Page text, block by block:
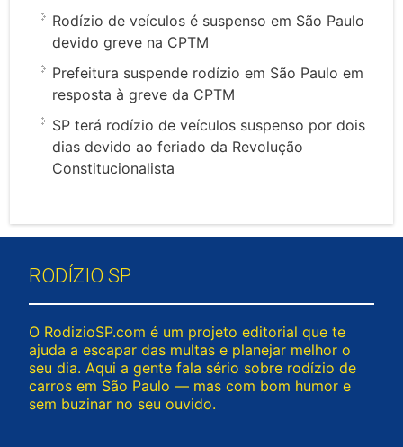
Rodízio de veículos é suspenso em São Paulo
devido greve na CPTM
Prefeitura suspende rodízio em São Paulo em
resposta à greve da CPTM
SP terá rodízio de veículos suspenso por dois
dias devido ao feriado da Revolução
Constitucionalista
RODÍZIO SP
O RodizioSP.com é um projeto editorial que te
ajuda a escapar das multas e planejar melhor o
seu dia. Aqui a gente fala sério sobre rodízio de
carros em São Paulo — mas com bom humor e
sem buzinar no seu ouvido.